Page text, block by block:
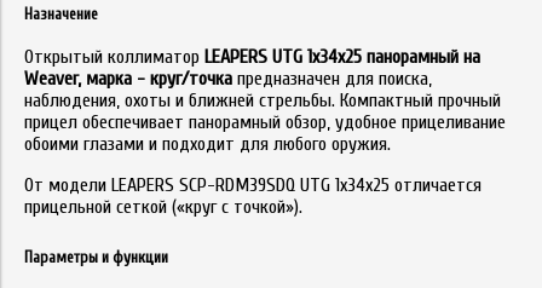
Назначение
Открытый коллиматор LEAPERS UTG 1х34х25 панорамный на
Weaver, марка - круг/точка предназначен для поиска,
наблюдения, охоты и ближней стрельбы. Компактный прочный
прицел обеспечивает панорамный обзор, удобное прицеливание
обоими глазами и подходит для любого оружия.
От модели LEAPERS SCP-RDM39SDQ UTG 1х34х25 отличается
прицельной сеткой («круг с точкой»).
Параметры и функции